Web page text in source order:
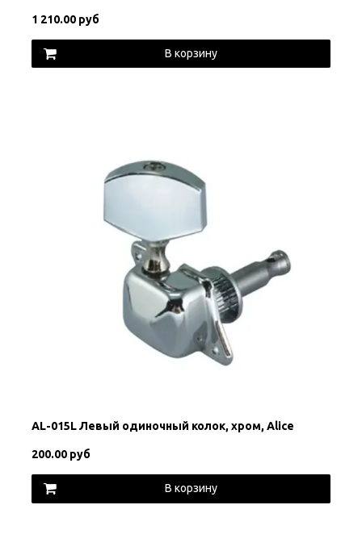
1 210.00 руб
В корзину
AL-015L Левый одиночный колок, хром, Alice
200.00 руб
В корзину